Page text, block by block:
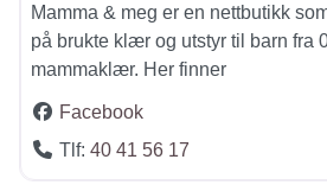
Mamma & meg er en nettbutikk
på brukte klær og utstyr til barn fra
mammaklær. Her finner
Facebook
Tlf: 40 41 56 17